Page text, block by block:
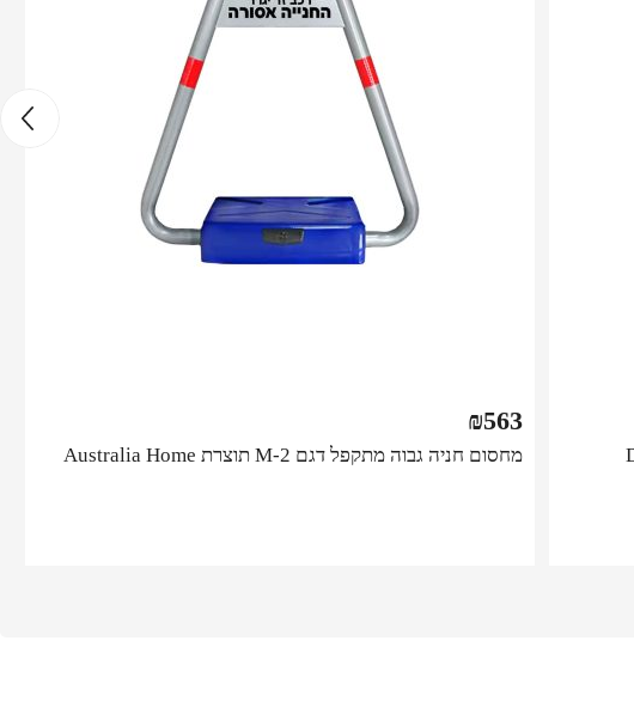
מחסום חניה גבוה מתקפל דגם M-2 תוצרת Australia Home
₪563